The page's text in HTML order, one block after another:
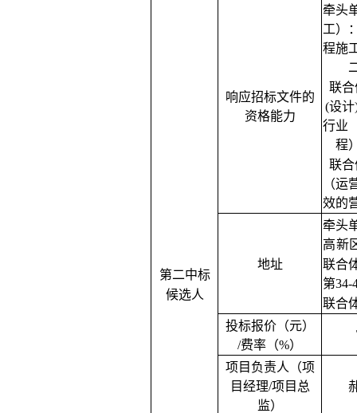
第二中标
候选人
响应招标文件的
资格能力
牵头
工）
程施
联
(设
行业
程
联
（运
效的
地址
牵头
高新
联合
第34-
联合
投标报价（元）
/费率（%）
项目负责人（项
目经理/项目总
监）